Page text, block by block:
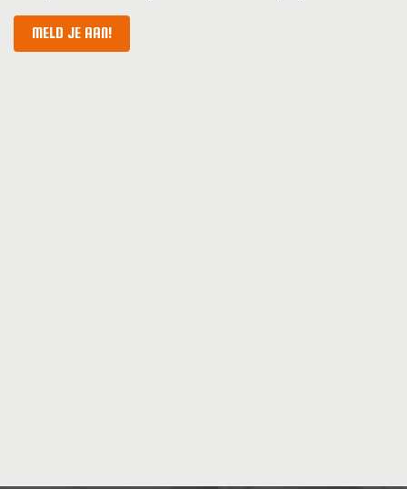
MELD JE AAN!